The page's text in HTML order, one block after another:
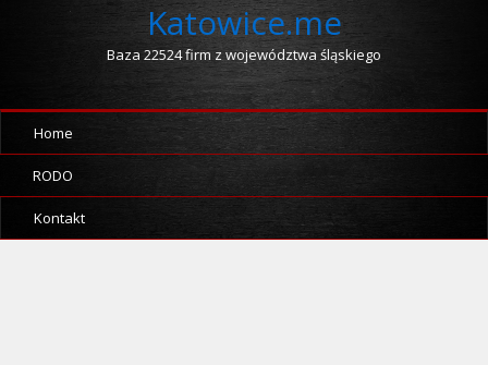
Katowice.me
Baza 22524 firm z województwa śląskiego
Home
RODO
Kontakt